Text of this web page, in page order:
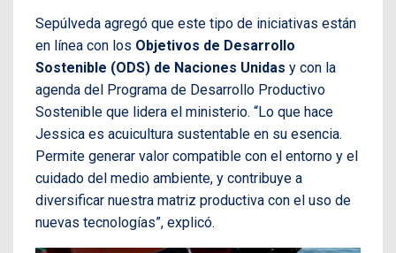
Sepúlveda agregó que este tipo de iniciativas están
en línea con los Objetivos de Desarrollo
Sostenible (ODS) de Naciones Unidas y con la
agenda del Programa de Desarrollo Productivo
Sostenible que lidera el ministerio. “Lo que hace
Jessica es acuicultura sustentable en su esencia.
Permite generar valor compatible con el entorno y el
cuidado del medio ambiente, y contribuye a
diversificar nuestra matriz productiva con el uso de
nuevas tecnologías”, explicó.